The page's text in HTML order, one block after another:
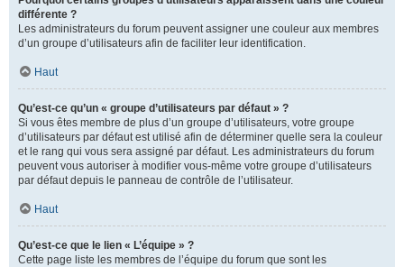
différente ?
Les administrateurs du forum peuvent assigner une couleur aux membres
d’un groupe d’utilisateurs afin de faciliter leur identification.
Haut
Qu’est-ce qu’un « groupe d’utilisateurs par défaut » ?
Si vous êtes membre de plus d’un groupe d’utilisateurs, votre groupe
d’utilisateurs par défaut est utilisé afin de déterminer quelle sera la couleur
et le rang qui vous sera assigné par défaut. Les administrateurs du forum
peuvent vous autoriser à modifier vous-même votre groupe d’utilisateurs
par défaut depuis le panneau de contrôle de l’utilisateur.
Haut
Qu’est-ce que le lien « L’équipe » ?
Cette page liste les membres de l’équipe du forum que sont les